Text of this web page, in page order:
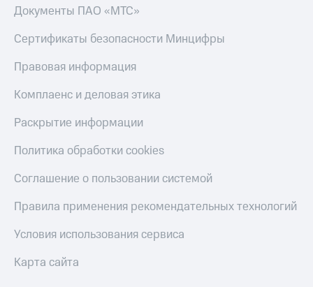
телефона
МТС Pay
Оплата
коду
Смартфоны
Наушники
колонки
Умные
и
Документы ПАО «МТС»
Сертификаты безопасности Минцифры
Правовая информация
Комплаенс и деловая этика
Раскрытие информации
Политика обработки cookies
Соглашение о пользовании системой
Правила применения рекомендательных технологий
Условия использования сервиса
Карта сайта